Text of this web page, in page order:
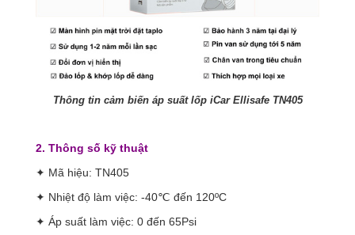
Thông tin cảm biến áp suất lốp iCar Ellisafe TN405
2. Thông số kỹ thuật
✦ Mã hiệu: TN405
✦ Nhiệt độ làm việc: -40℃ đến 120ºC
✦ Áp suất làm việc: 0 đến 65Psi